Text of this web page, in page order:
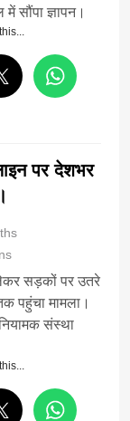
सौंपा ज्ञापन।
पर देशभर
सड़कों पर उतरे
पहुंचा मामला।
संस्था